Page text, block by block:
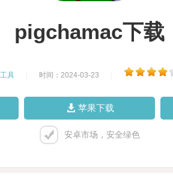
pigchamac下载
工具 时间：2024-03-23
苹果下载
安卓市场，安全绿色